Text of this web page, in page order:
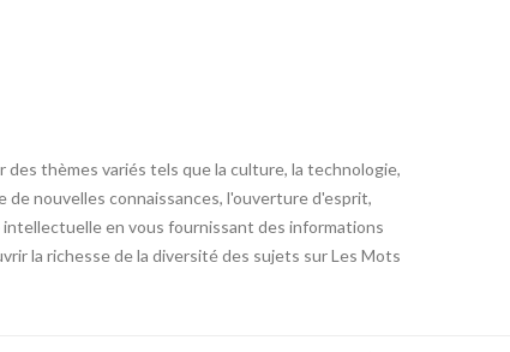
thèmes variés tels que la culture, la technologie,
nouvelles connaissances, l'ouverture d'esprit,
en vous fournissant des informations
la richesse de la diversité des sujets sur Les Mots